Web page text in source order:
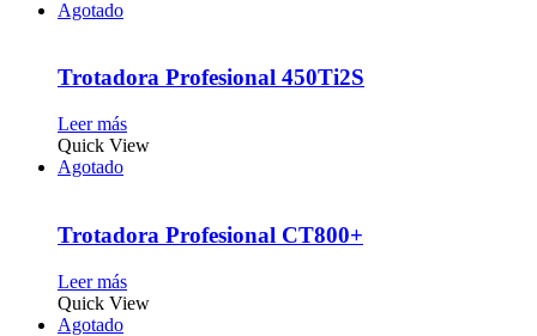
Agotado
Trotadora Profesional 450Ti2S
Leer más
Quick View
Agotado
Trotadora Profesional CT800+
Leer más
Quick View
Agotado